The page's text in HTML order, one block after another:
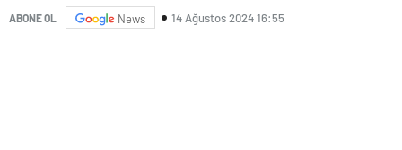
ABONE OL News 14 Ağustos 2024 16:55